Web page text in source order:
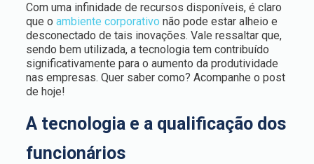
Com uma infinidade de recursos disponíveis, é claro
que o ambiente corporativo não pode estar alheio e
desconectado de tais inovações. Vale ressaltar que,
sendo bem utilizada, a tecnologia tem contribuído
significativamente para o aumento da produtividade
nas empresas. Quer saber como? Acompanhe o post
de hoje!
A tecnologia e a qualificação dos
funcionários